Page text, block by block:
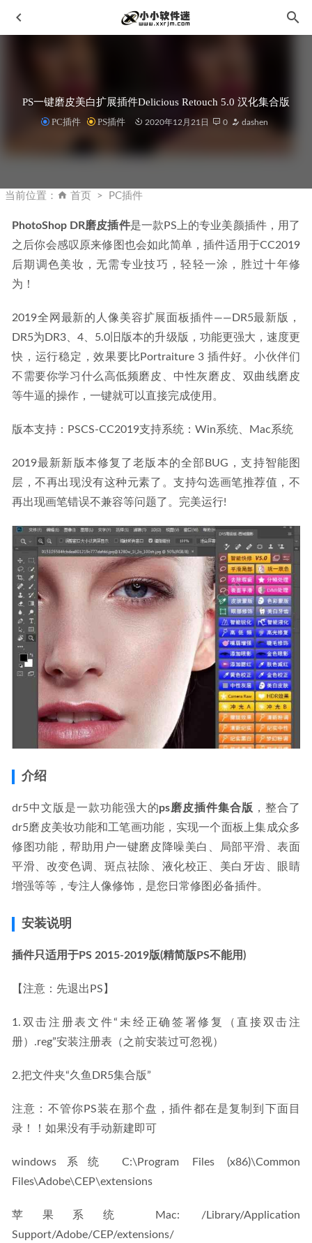
PS一键磨皮美白扩展插件Delicious Retouch 5.0 汉化集合版
PC插件 PS插件 2020年12月21日 0 dashen
当前位置： 首页 PC插件
PhotoShop DR磨皮插件是一款PS上的专业美颜插件，用了
之后你会感叹原来修图也会如此简单，插件适用于CC2019
后期调色美妆，无需专业技巧，轻轻一涂，胜过十年修
为！
2019全网最新的人像美容扩展面板插件——DR5最新版，
DR5为DR3、4、5.0旧版本的升级版，功能更强大，速度更
快，运行稳定，效果要比Portraiture 3 插件好。小伙伴们
不需要你学习什么高低频磨皮、中性灰磨皮、双曲线磨皮
等牛逼的操作，一键就可以直接完成使用。
版本支持：PSCS-CC2019支持系统：Win系统、Mac系统
2019最新新版本修复了老版本的全部BUG，支持智能图
层，不再出现没有这种元素了。支持勾选画笔推荐值，不
再出现画笔错误不兼容等问题了。完美运行!
介绍
dr5中文版是一款功能强大的ps磨皮插件集合版 ，整合了
dr5磨皮美妆功能和工笔画功能，实现一个面板上集成众多
修图功能，帮助用户一键磨皮降噪美白、局部平滑、表面
平滑、改变色调、斑点祛除、液化校正、美白牙齿、眼睛
增强等等，专注人像修饰，是您日常修图必备插件。
安装说明
插件只适用于PS 2015-2019版(精简版PS不能用)
【注意：先退出PS】
1.双击注册表文件“未经正确签署修复（直接双击注
册）.reg”安装注册表（之前安装过可忽视）
2.把文件夹“久鱼DR5集合版”
注意：不管你PS装在那个盘，插件都在是复制到下面目
录！！如果没有手动新建即可
windows系统 C:\Program Files (x86)\Common
Files\Adobe\CEP\extensions
苹果系统 Mac: /Library/Application
Support/Adobe/CEP/extensions/
StartAllBack_v3.5.1.4505-Windows11开始菜单增强工具
PDF Shaper Professional v13.3 中文破解版-全能PDF工具箱
2023-05-18
Steinberg Cubase(宿主) 12.0.40 Pro中文破解版-世界知名编曲
软件
录软件 2026-04-16